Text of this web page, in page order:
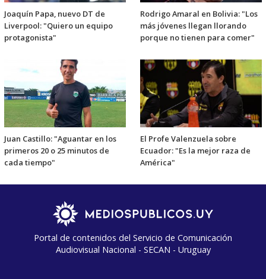
Joaquín Papa, nuevo DT de
Liverpool: "Quiero un equipo
protagonista"
Rodrigo Amaral en Bolivia: "Los
más jóvenes llegan llorando
porque no tienen para comer"
Juan Castillo: "Aguantar en los
primeros 20 o 25 minutos de
cada tiempo"
El Profe Valenzuela sobre
Ecuador: "Es la mejor raza de
América"
Portal de contenidos del Servicio de Comunicación
Audiovisual Nacional - SECAN - Uruguay